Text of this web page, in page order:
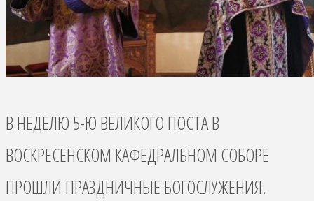
В НЕДЕЛЮ 5-Ю ВЕЛИКОГО ПОСТА В
ВОСКРЕСЕНСКОМ КАФЕДРАЛЬНОМ СОБОРЕ
ПРОШЛИ ПРАЗДНИЧНЫЕ БОГОСЛУЖЕНИЯ.